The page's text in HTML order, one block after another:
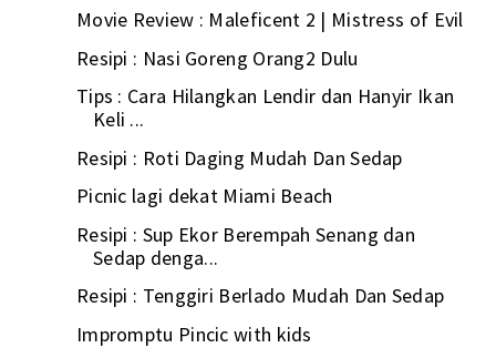
Movie Review : Maleficent 2 | Mistress of Evil
Resipi : Nasi Goreng Orang2 Dulu
Tips : Cara Hilangkan Lendir dan Hanyir Ikan
Keli ...
Resipi : Roti Daging Mudah Dan Sedap
Picnic lagi dekat Miami Beach
Resipi : Sup Ekor Berempah Senang dan
Sedap denga...
Resipi : Tenggiri Berlado Mudah Dan Sedap
Impromptu Pincic with kids